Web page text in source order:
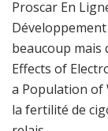
Proscar En
beaucoup mais
Effects of
a Population of
la fertilité de